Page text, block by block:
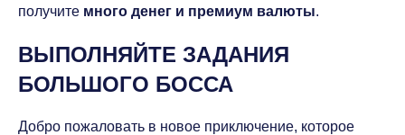
получите много денег и премиум валюты.
ВЫПОЛНЯЙТЕ ЗАДАНИЯ
БОЛЬШОГО БОССА
Добро пожаловать в новое приключение, которое